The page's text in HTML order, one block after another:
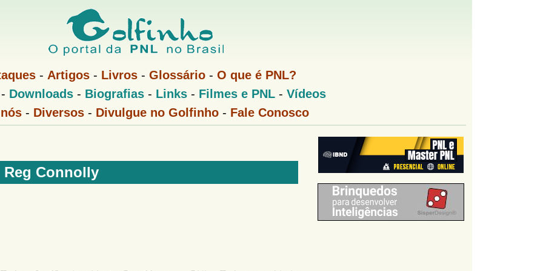
Pular
para
o
principal
- Artigos - Livros - Glossário - O que é PNL?
Downloads- Biografias- Links- Filmes e PNL- Vídeos
- Diversos- Divulgue no Golfinho- Fale Conosco
Reg Connolly